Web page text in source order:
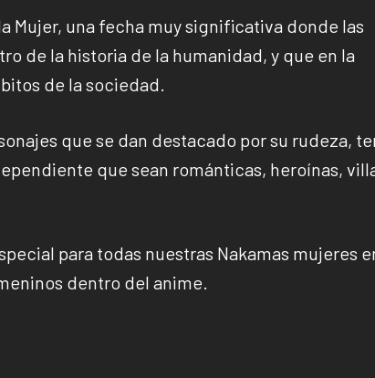
Mujer, una fecha muy significativa donde las
de la historia de la humanidad, y que en la
de la sociedad.
que se dan destacado por su rudeza,
que sean románticas, heroínas,
para todas nuestras Nakamas mujeres
dentro del anime.